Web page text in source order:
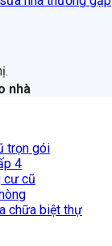
nhà
trọn gói
4
cư cũ
chữa biệt thự